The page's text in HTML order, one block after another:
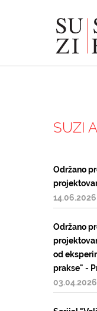
SUZI
Održano
14.06.2026
Održano
od
prakse" -
03.04.2026